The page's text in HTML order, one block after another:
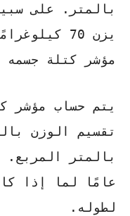
بالمتر. على
مؤشر كتلة جسمه
بالمتر المربع.
عامًا لما إذا
لطوله.